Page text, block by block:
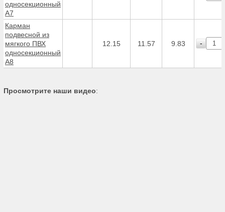
односекционный
А7
Карман
подвесной из
мягкого ПВХ
односекционный
А8
12.15 11.57 9.83 -
Просмотрите наши видео: